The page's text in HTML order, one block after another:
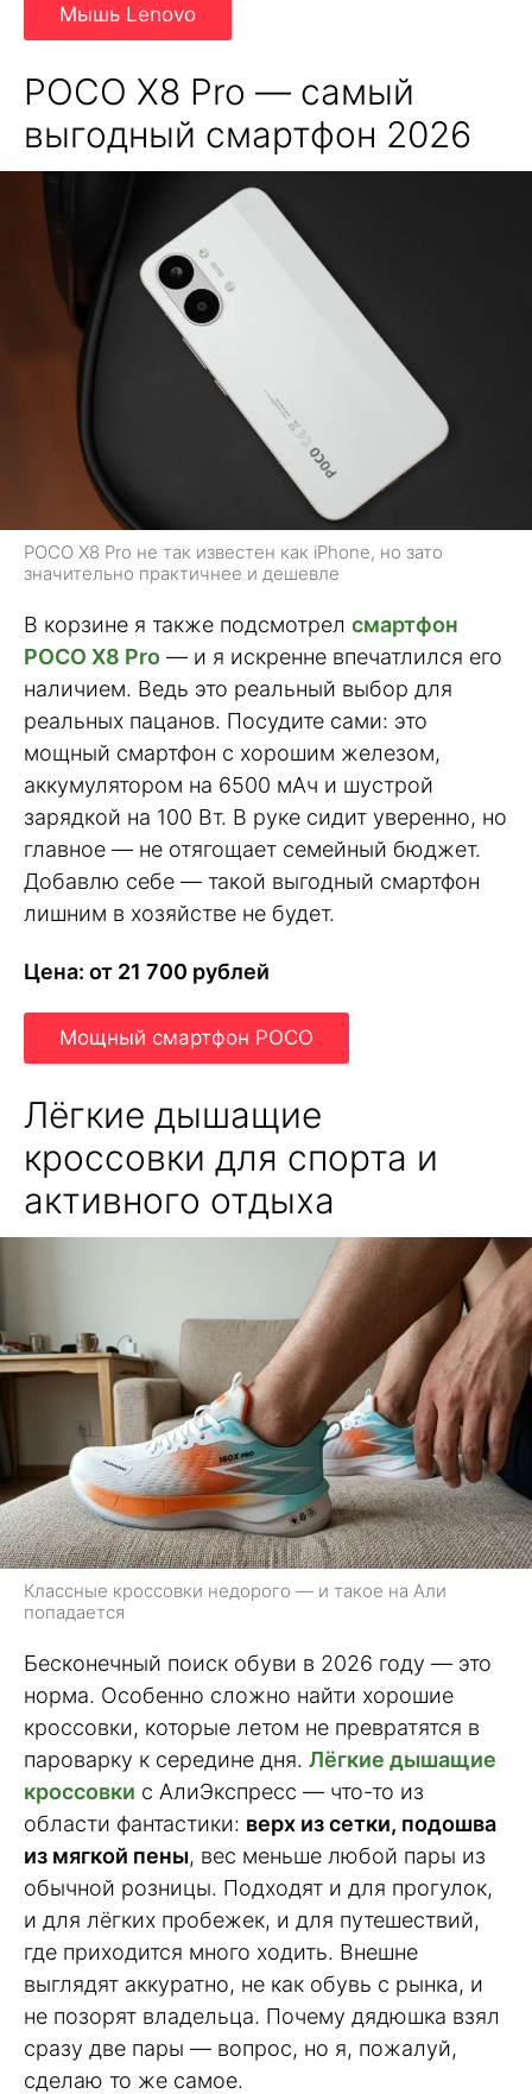
Мышь Lenovo
POCO X8 Pro — самый
выгодный смартфон 2026
POCO X8 Pro не так известен как iPhone, но зато
значительно практичнее и дешевле
В корзине я также подсмотрел смартфон
POCO X8 Pro — и я искренне впечатлился его
наличием. Ведь это реальный выбор для
реальных пацанов. Посудите сами: это
мощный смартфон с хорошим железом,
аккумулятором на 6500 мАч и шустрой
зарядкой на 100 Вт. В руке сидит уверенно, но
главное — не отягощает семейный бюджет.
Добавлю себе — такой выгодный смартфон
лишним в хозяйстве не будет.
Цена: от 21 700 рублей
Мощный смартфон POCO
Лёгкие дышащие
кроссовки для спорта и
активного отдыха
Классные кроссовки недорого — и такое на Али
попадается
Бесконечный поиск обуви в 2026 году — это
норма. Особенно сложно найти хорошие
кроссовки, которые летом не превратятся в
пароварку к середине дня. Лёгкие дышащие
кроссовки с АлиЭкспресс — что-то из
области фантастики: верх из сетки, подошва
из мягкой пены, вес меньше любой пары из
обычной розницы. Подходят и для прогулок,
и для лёгких пробежек, и для путешествий,
где приходится много ходить. Внешне
выглядят аккуратно, не как обувь с рынка, и
не позорят владельца. Почему дядюшка взял
сразу две пары — вопрос, но я, пожалуй,
сделаю то же самое.